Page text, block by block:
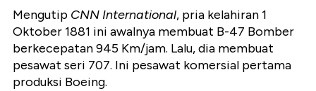
Mengutip CNN International, pria kelahiran 1
Oktober 1881 ini awalnya membuat B-47 Bomber
berkecepatan 945 Km/jam. Lalu, dia membuat
pesawat seri 707. Ini pesawat komersial pertama
produksi Boeing.